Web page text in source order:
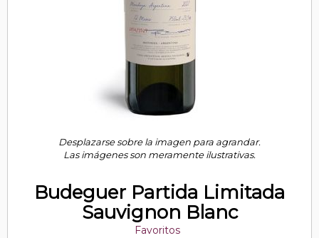
Desplazarse sobre la imagen para agrandar.
Las imágenes son meramente ilustrativas.
Budeguer Partida Limitada
Sauvignon Blanc
Favoritos